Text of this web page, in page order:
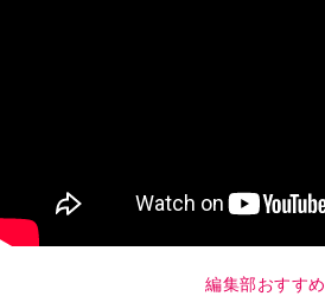
編集部おすすめ